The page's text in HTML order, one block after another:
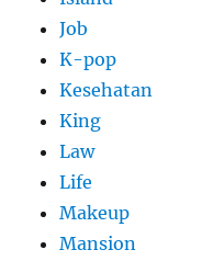
Job
K-pop
Kesehatan
King
Law
Life
Makeup
Mansion